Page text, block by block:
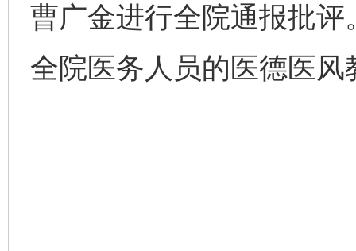
曹广金进行全院通报批
全院医务人员的医德医风